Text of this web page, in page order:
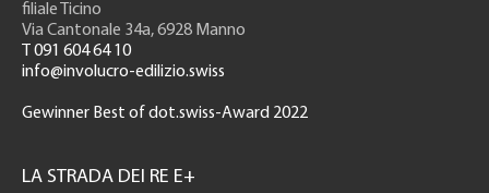
filiale Ticino
Via Cantonale 34a, 6928 Manno
T 091 604 64 10
info@involucro-edilizio.swiss
Gewinner Best of dot.swiss-Award 2022
GH
LA STRADA DEI RE E+